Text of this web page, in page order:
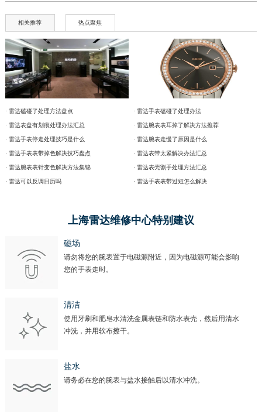
相关推荐 热点聚焦
· 雷达磕碰了处理方法盘点
· 雷达表盘有划痕处理办法汇总
· 雷达手表停走处理技巧是什么
· 雷达手表表带掉色解决技巧盘点
· 雷达腕表表针变色解决方法集锦
· 雷达可以反调日历吗
· 雷达手表磕碰了处理办法
· 雷达腕表表耳掉了解决方法推荐
· 雷达腕表走慢了原因是什么
· 雷达表带太紧解决办法汇总
· 雷达表壳割手处理方法汇总
· 雷达手表表带过短怎么解决
上海雷达维修中心特别建议
磁场
请勿将您的腕表置于电磁源附近，因为电磁源可能会影响
您的手表走时。
清洁
使用牙刷和肥皂水清洗金属表链和防水表壳，然后用清水
冲洗，并用软布擦干。
盐水
请务必在您的腕表与盐水接触后以清水冲洗。